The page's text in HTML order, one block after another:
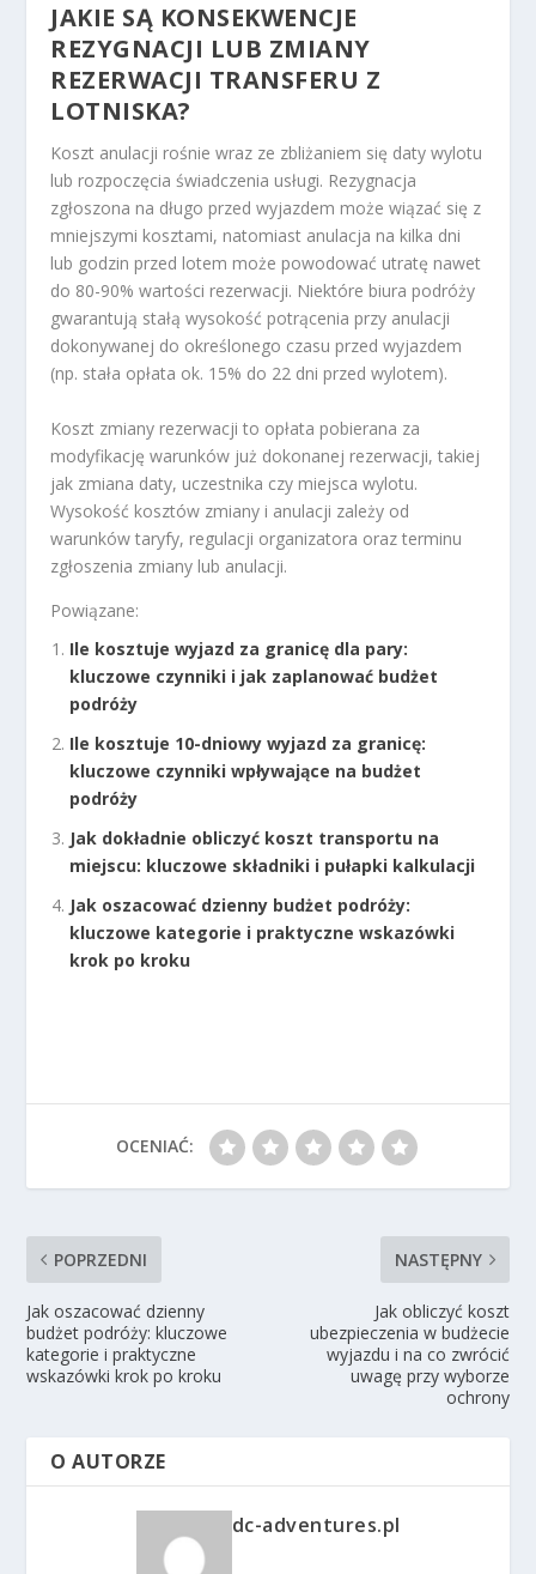
JAKIE SĄ KONSEKWENCJE
REZYGNACJI LUB ZMIANY
REZERWACJI TRANSFERU Z
LOTNISKA?
Koszt anulacji rośnie wraz ze zbliżaniem się daty wylotu
lub rozpoczęcia świadczenia usługi. Rezygnacja
zgłoszona na długo przed wyjazdem może wiązać się z
mniejszymi kosztami, natomiast anulacja na kilka dni
lub godzin przed lotem może powodować utratę nawet
do 80-90% wartości rezerwacji. Niektóre biura podróży
gwarantują stałą wysokość potrącenia przy anulacji
dokonywanej do określonego czasu przed wyjazdem
(np. stała opłata ok. 15% do 22 dni przed wylotem).
Koszt zmiany rezerwacji to opłata pobierana za
modyfikację warunków już dokonanej rezerwacji, takiej
jak zmiana daty, uczestnika czy miejsca wylotu.
Wysokość kosztów zmiany i anulacji zależy od
warunków taryfy, regulacji organizatora oraz terminu
zgłoszenia zmiany lub anulacji.
Powiązane:
Ile kosztuje wyjazd za granicę dla pary:
kluczowe czynniki i jak zaplanować budżet
podróży
Ile kosztuje 10-dniowy wyjazd za granicę:
kluczowe czynniki wpływające na budżet
podróży
Jak dokładnie obliczyć koszt transportu na
miejscu: kluczowe składniki i pułapki kalkulacji
Jak oszacować dzienny budżet podróży:
kluczowe kategorie i praktyczne wskazówki
krok po kroku
OCENIAĆ:
POPRZEDNI
Jak oszacować dzienny
budżet podróży: kluczowe
kategorie i praktyczne
wskazówki krok po kroku
NASTĘPNY
Jak obliczyć koszt
ubezpieczenia w budżecie
wyjazdu i na co zwrócić
uwagę przy wyborze
ochrony
O AUTORZE
dc-adventures.pl